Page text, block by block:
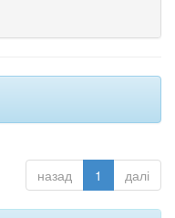
назад 1 далі